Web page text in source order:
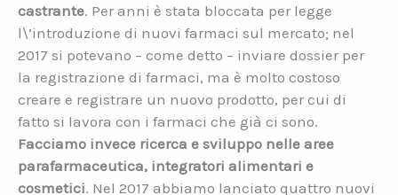
castrante. Per anni è stata bloccata per legge
l\’introduzione di nuovi farmaci sul mercato; nel
2017 si potevano – come detto – inviare dossier per
la registrazione di farmaci, ma è molto costoso
creare e registrare un nuovo prodotto, per cui di
fatto si lavora con i farmaci che già ci sono.
Facciamo invece ricerca e sviluppo nelle aree
parafarmaceutica, integratori alimentari e
cosmetici. Nel 2017 abbiamo lanciato quattro nuovi